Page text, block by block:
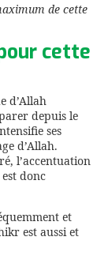
de cette
cette
d’Allah
depuis le
ses
d’Allah.
l’accentuation
donc
et
est aussi et